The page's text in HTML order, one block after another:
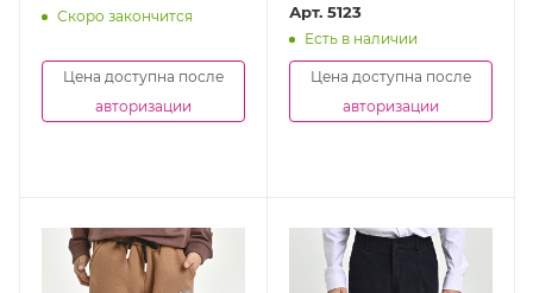
Скоро закончится
Цена доступна после
авторизации
Арт. 5123
Есть в наличии
Цена доступна после
авторизации